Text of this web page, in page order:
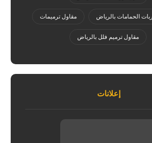
الحمامات بالرياض مقاول ترميمات
مقاول ترميم فلل بالرياض
إعلانات